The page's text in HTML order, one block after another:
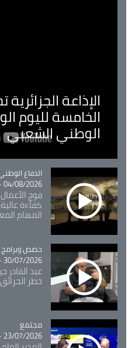
الإذاعة
الخامسة لليوم
الوطني الشعبي
Catégorie
الدفاع الوطني
04/08/2026 - 12:10
فوج الأعمال
كفاءة
المهام
Catégorie
حصص وبرامج
30/07/2026 - 09:49
عبد القادر
خطر
Catégorie
مجتمع
23/07/2026 - 10:18